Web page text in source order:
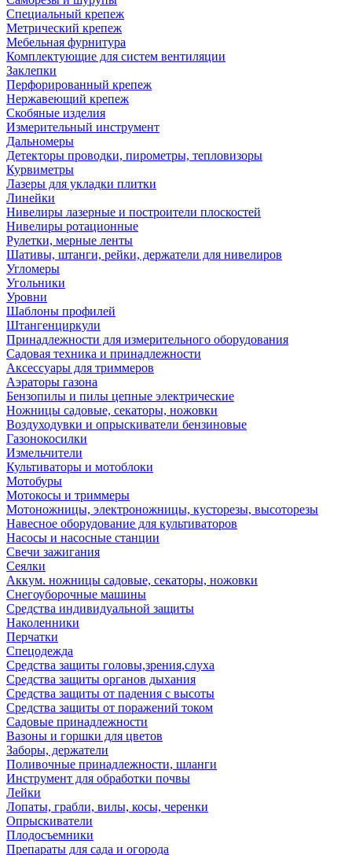
Специальный крепеж
Метрический крепеж
Мебельная фурнитура
Комплектующие для систем вентиляции
Заклепки
Перфорированный крепеж
Нержавеющий крепеж
Скобяные изделия
Измерительный инструмент
Дальномеры
Детекторы проводки, пирометры, тепловизоры
Курвиметры
Лазеры для укладки плитки
Линейки
Нивелиры лазерные и построители плоскостей
Нивелиры ротационные
Рулетки, мерные ленты
Шативы, штанги, рейки, держатели для нивелиров
Угломеры
Угольники
Уровни
Шаблоны профилей
Штангенциркули
Принадлежности для измерительного оборудования
Садовая техника и принадлежности
Аксессуары для триммеров
Аэраторы газона
Бензопилы и пилы цепные электрические
Ножницы садовые, секаторы, ножовки
Воздуходувки и опрыскиватели бензиновые
Газонокосилки
Измельчители
Культиваторы и мотоблоки
Мотобуры
Мотокосы и триммеры
Мотоножницы, электроножницы, кусторезы, высоторезы
Навесное оборудование для культиваторов
Насосы и насосные станции
Свечи зажигания
Сеялки
Аккум. ножницы садовые, секаторы, ножовки
Снегоуборочные машины
Средства индивидуальной защиты
Наколенники
Перчатки
Спецодежда
Средства защиты головы,зрения,слуха
Средства защиты органов дыхания
Средства защиты от падения с высоты
Средства защиты от поражений током
Садовые принадлежности
Вазоны и горшки для цветов
Заборы, держатели
Поливочные принадлежности, шланги
Инструмент для обработки почвы
Лейки
Лопаты, грабли, вилы, косы, черенки
Опрыскиватели
Плодосъемники
Препараты для сада и огорода